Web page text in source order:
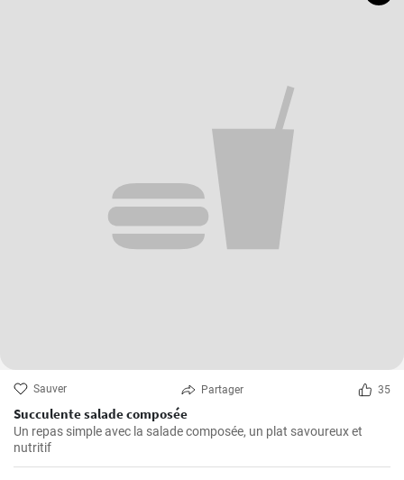
Sauver Partager 35
Succulente salade composée
Un repas simple avec la salade composée, un plat savoureux et
nutritif